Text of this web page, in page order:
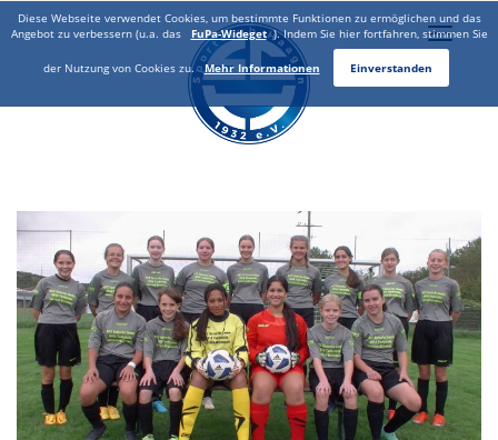
Toggle
Diese Webseite verwendet Cookies, um bestimmte Funktionen zu ermöglichen und das
Angebot zu verbessern (u.a. das
FuPa-Wideget ). Indem Sie hier fortfahren, stimmen Sie
der Nutzung von Cookies zu. Mehr Informationen Einverstanden